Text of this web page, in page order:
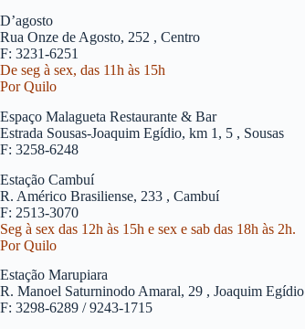
D’agosto
Rua Onze de Agosto, 252 , Centro
F: 3231-6251
De seg à sex, das 11h às 15h
Por Quilo
Espaço Malagueta Restaurante & Bar
Estrada Sousas-Joaquim Egídio, km 1, 5 , Sousas
F: 3258-6248
Estação Cambuí
R. Américo Brasiliense, 233 , Cambuí
F: 2513-3070
Seg à sex das 12h às 15h e sex e sab das 18h às 2h.
Por Quilo
Estação Marupiara
R. Manoel Saturninodo Amaral, 29 , Joaquim Egídio
F: 3298-6289 / 9243-1715